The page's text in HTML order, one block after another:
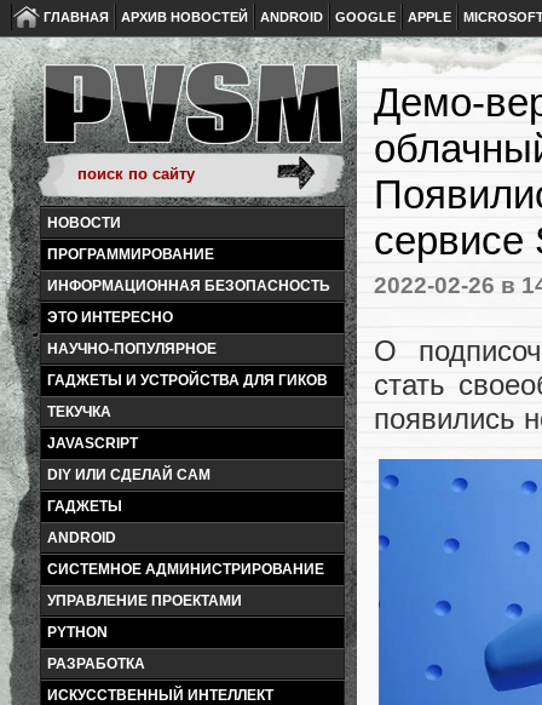
ГЛАВНАЯ АРХИВ НОВОСТЕЙ ANDROID GOOGLE APPLE
НОВОСТИ
ПРОГРАММИРОВАНИЕ
ИНФОРМАЦИОННАЯ БЕЗОПАСНОСТЬ
ЭТО ИНТЕРЕСНО
НАУЧНО-ПОПУЛЯРНОЕ
ГАДЖЕТЫ И УСТРОЙСТВА ДЛЯ ГИКОВ
ТЕКУЧКА
JAVASCRIPT
DIY ИЛИ СДЕЛАЙ САМ
ГАДЖЕТЫ
ANDROID
СИСТЕМНОЕ АДМИНИСТРИРОВАНИЕ
УПРАВЛЕНИЕ ПРОЕКТАМИ
PYTHON
РАЗРАБОТКА
ИСКУССТВЕННЫЙ ИНТЕЛЛЕКТ
Демо-
сервисе
2022-02-26 в
О
стать
появились